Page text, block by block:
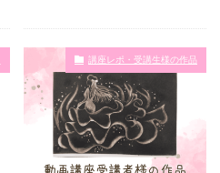
講座レポ・受講生様の作品